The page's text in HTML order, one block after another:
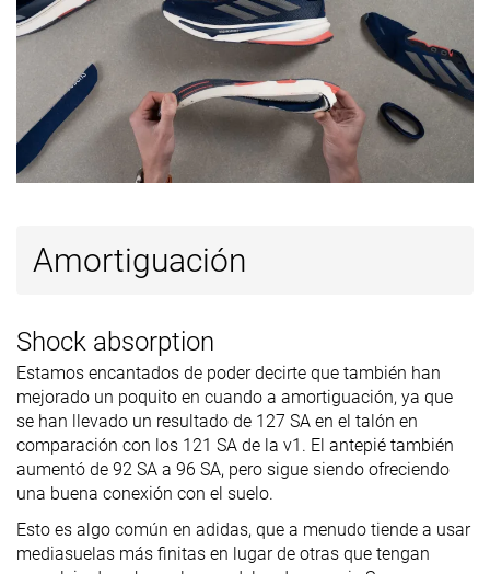
Todas las
Todas las
estaciones
Todas las
estaciones
Removable
insole
✓ ✓ ✓
Clasificación #107 #55 Top 15% #96
Amortiguación
Shock absorption
Estamos encantados de poder decirte que también han
mejorado un poquito en cuando a amortiguación, ya que
se han llevado un resultado de 127 SA en el talón en
comparación con los 121 SA de la v1. El antepié también
aumentó de 92 SA a 96 SA, pero sigue siendo ofreciendo
una buena conexión con el suelo.
Esto es algo común en adidas, que a menudo tiende a usar
mediasuelas más finitas en lugar de otras que tengan